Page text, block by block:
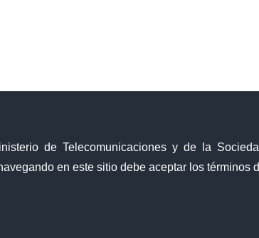
de Telecomunicaciones y de la
en este sitio debe aceptar los términos